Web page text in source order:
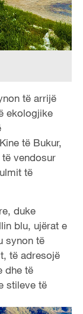
të arrijë
ekologjike
të Bukur,
vendosur
të
duke
blu, ujërat e
synon të
të adresojë
dhe të
stileve të